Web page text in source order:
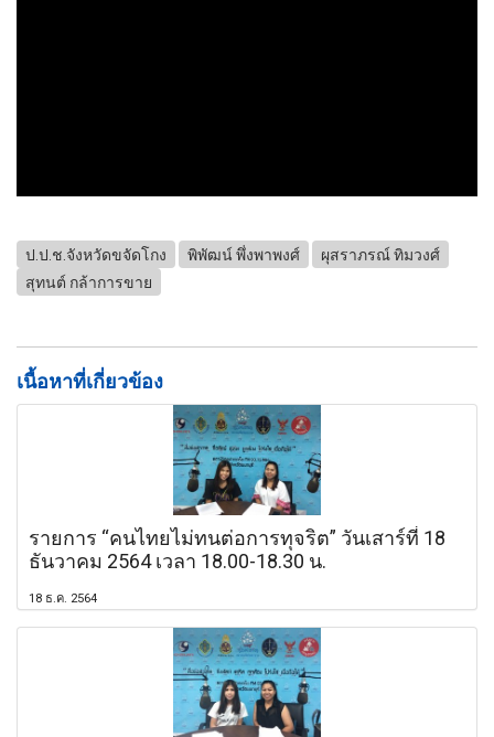
ป.ป.ช.จังหวัดขจัดโกง พิพัฒน์ พึ่งพาพงศ์
ผุสราภรณ์ ทิมวงศ์
สุทนต์ กล้าการขาย
เนื้อหาที่เกี่ยวข้อง
รายการ “คนไทยไม่ทนต่อการทุจริต” วันเสาร์ที่ 18
ธันวาคม 2564 เวลา 18.00-18.30 น.
18 ธ.ค. 2564